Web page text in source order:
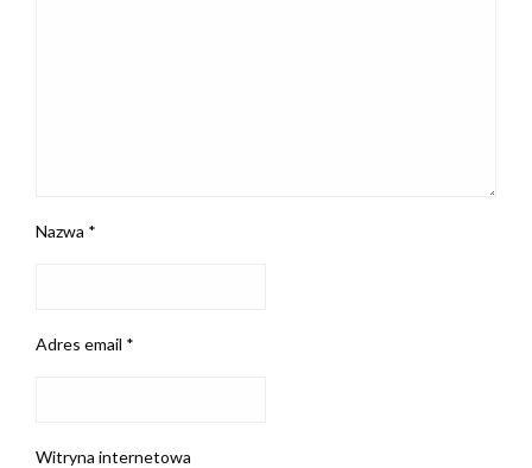
Nazwa *
Adres email *
Witryna internetowa